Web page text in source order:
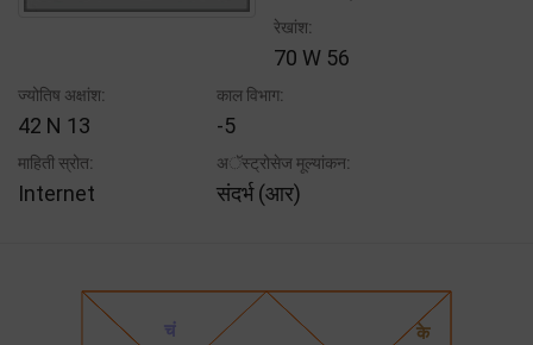
रेखांश:
70 W 56
ज्योतिष अक्षांश:
42 N 13
काल विभाग:
-5
माहिती स्रोत:
Internet
अॅस्ट्रोसेज मूल्यांकन:
संदर्भ (आर)